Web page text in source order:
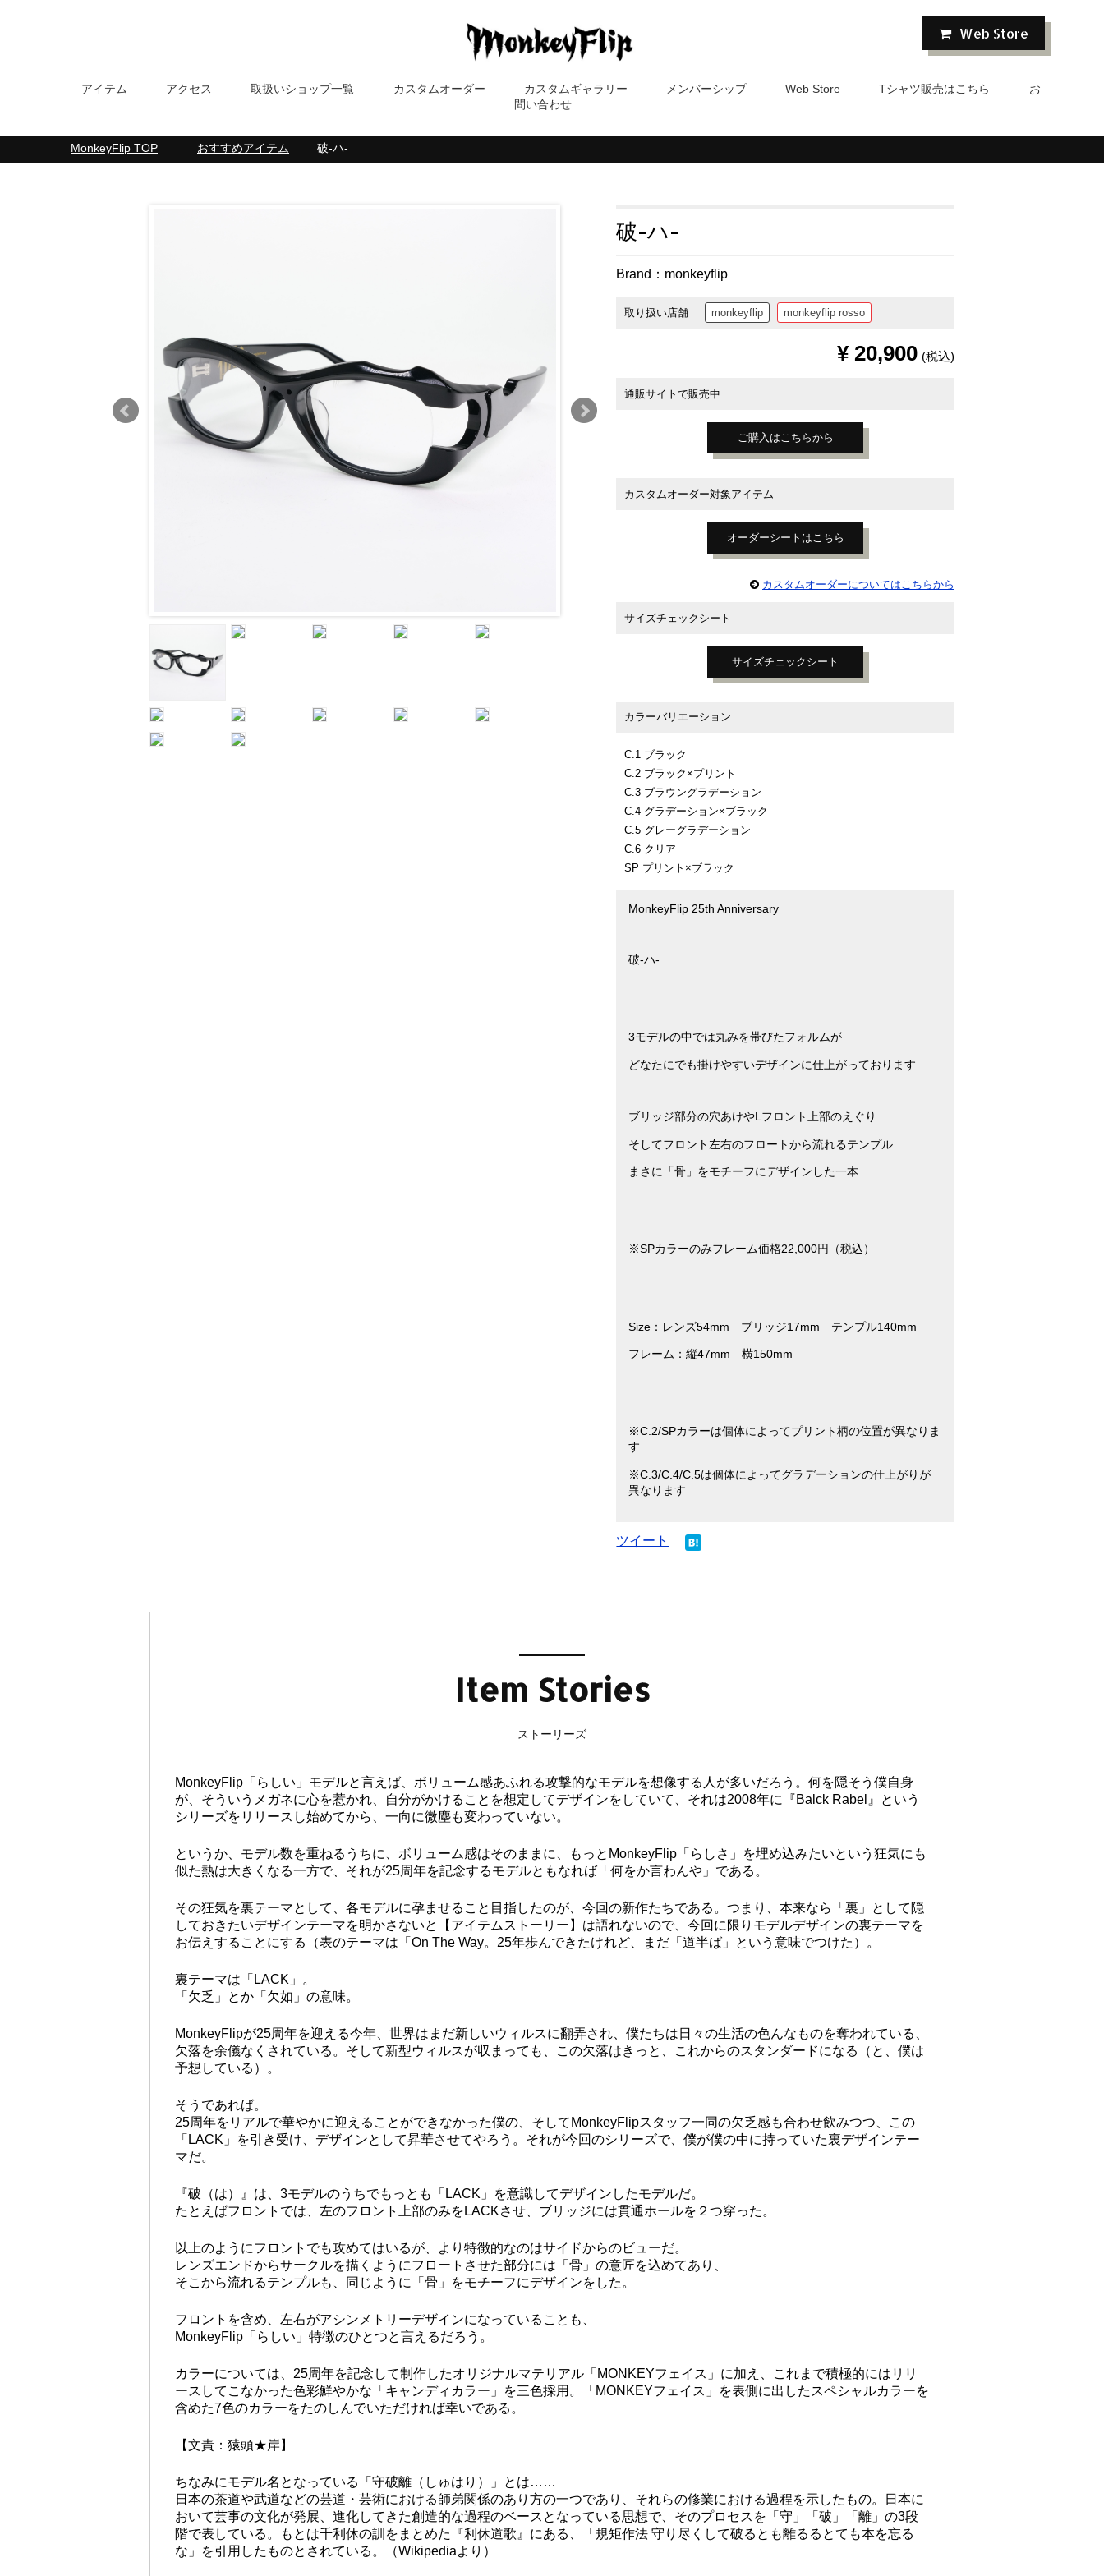
Web Store
アイテム アクセス 取扱いショップ一覧 カスタムオーダー カスタムギャラリー メンバーシップ Web Store Tシャツ販売はこちら
お
問い合わせ
MonkeyFlip TOP おすすめアイテム 破-ハ-
破-ハ-
Brand： monkeyflip
取り扱い店舗 monkeyflip monkeyflip rosso
¥20,900 (税込)
通販サイトで販売中
ご購入はこちらから
カスタムオーダー対象アイテム
オーダーシートはこちら
カスタムオーダーについてはこちらから
サイズチェックシート
サイズチェックシート
カラーバリエーション
C.1 ブラック
C.2 ブラック×プリント
C.3 ブラウングラデーション
C.4 グラデーション×ブラック
C.5 グレーグラデーション
C.6 クリア
SP プリント×ブラック
MonkeyFlip 25th Anniversary
破-ハ-
3モデルの中では丸みを帯びたフォルムが
どなたにでも掛けやすいデザインに仕上がっております
ブリッジ部分の穴あけやLフロント上部のえぐり
そしてフロント左右のフロートから流れるテンプル
まさに「骨」をモチーフにデザインした一本
※SPカラーのみフレーム価格22,000円（税込）
Size：レンズ54mm ブリッジ17mm テンプル140mm
フレーム：縦47mm 横150mm
※C.2/SPカラーは個体によってプリント柄の位置が異なりま
す
※C.3/C.4/C.5は個体によってグラデーションの仕上がりが
異なります
ツイート
Item Stories
ストーリーズ
MonkeyFlip「らしい」モデルと言えば、ボリューム感あふれる攻撃的なモデルを想像する人が多いだろう。何を隠そう僕自身
が、そういうメガネに心を惹かれ、自分がかけることを想定してデザインをしていて、それは2008年に『Balck Rabel』という
シリーズをリリースし始めてから、一向に微塵も変わっていない。
というか、モデル数を重ねるうちに、ボリューム感はそのままに、もっとMonkeyFlip「らしさ」を埋め込みたいという狂気にも
似た熱は大きくなる一方で、それが25周年を記念するモデルともなれば「何をか言わんや」である。
その狂気を裏テーマとして、各モデルに孕ませること目指したのが、今回の新作たちである。つまり、本来なら「裏」として隠
しておきたいデザインテーマを明かさないと【アイテムストーリー】は語れないので、今回に限りモデルデザインの裏テーマを
お伝えすることにする（表のテーマは「On The Way。25年歩んできたけれど、まだ「道半ば」という意味でつけた）。
裏テーマは「LACK」。
「欠乏」とか「欠如」の意味。
MonkeyFlipが25周年を迎える今年、世界はまだ新しいウィルスに翻弄され、僕たちは日々の生活の色んなものを奪われている、
欠落を余儀なくされている。そして新型ウィルスが収まっても、この欠落はきっと、これからのスタンダードになる（と、僕は
予想している）。
そうであれば。
25周年をリアルで華やかに迎えることができなかった僕の、そしてMonkeyFlipスタッフ一同の欠乏感も合わせ飲みつつ、この
「LACK」を引き受け、デザインとして昇華させてやろう。それが今回のシリーズで、僕が僕の中に持っていた裏デザインテー
マだ。
『破（は）』は、3モデルのうちでもっとも「LACK」を意識してデザインしたモデルだ。
たとえばフロントでは、左のフロント上部のみをLACKさせ、ブリッジには貫通ホールを２つ穿った。
以上のようにフロントでも攻めてはいるが、より特徴的なのはサイドからのビューだ。
レンズエンドからサークルを描くようにフロートさせた部分には「骨」の意匠を込めてあり、
そこから流れるテンプルも、同じように「骨」をモチーフにデザインをした。
フロントを含め、左右がアシンメトリーデザインになっていることも、
MonkeyFlip「らしい」特徴のひとつと言えるだろう。
カラーについては、25周年を記念して制作したオリジナルマテリアル「MONKEYフェイス」に加え、これまで積極的にはリリ
ースしてこなかった色彩鮮やかな「キャンディカラー」を三色採用。「MONKEYフェイス」を表側に出したスペシャルカラーを
含めた7色のカラーをたのしんでいただければ幸いである。
【文責：猿頭★岸】
ちなみにモデル名となっている「守破離（しゅはり）」とは……
日本の茶道や武道などの芸道・芸術における師弟関係のあり方の一つであり、それらの修業における過程を示したもの。日本に
おいて芸事の文化が発展、進化してきた創造的な過程のベースとなっている思想で、そのプロセスを「守」「破」「離」の3段
階で表している。もとは千利休の訓をまとめた『利休道歌』にある、「規矩作法 守り尽くして破るとも離るるとても本を忘る
な」を引用したものとされている。（Wikipediaより）